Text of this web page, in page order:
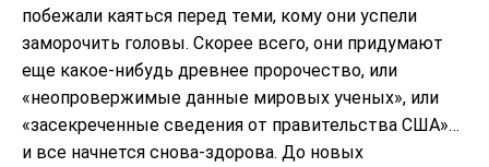
побежали каяться перед теми, кому они успели
заморочить головы. Скорее всего, они придумают
еще какое-нибудь древнее пророчество, или
«неопровержимые данные мировых ученых», или
«засекреченные сведения от правительства США»…
и все начнется снова-здорова. До новых